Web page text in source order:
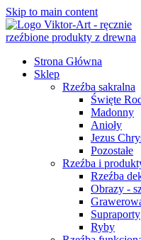
Skip to main content
Strona Główna
Sklep
Rzeźba sakralna
Święte
Madonny
Anioły
Jezus
Pozostałe
Rzeźba i
Rzeźba
Obrazy -
Supraporty
Ryby